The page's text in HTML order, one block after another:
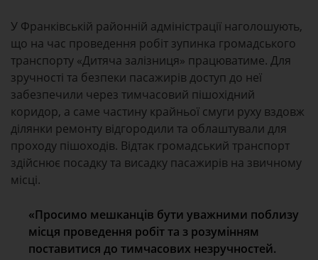
У Франківській районній адміністрації наголошують,
що на час проведення робіт зупинка громадського
транспорту «Дитяча залізниця» працюватиме. Для
зручності та безпеки пасажирів доступ до неї
забезпечили через тимчасовий пішохідний
коридор, а саме частину крайньої смуги руху вздовж
ділянки ремонту відгородили та облаштували для
проходу пішоходів. Відтак громадський транспорт
здійснює посадку та висадку пасажирів на звичному
місці.
«Просимо мешканців бути уважними поблизу
місця проведення робіт та з розумінням
поставитися до тимчасових незручностей.